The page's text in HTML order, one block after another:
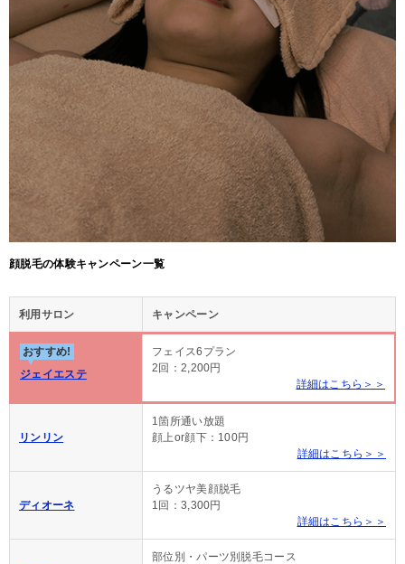
顔脱毛の体験キャンペーン一覧
利用サロン キャンペーン
おすすめ!
ジェイエステ
フェイス6プラン
2回：2,200円
詳細はこちら＞＞
リンリン
1箇所通い放題
顔上or顔下：100円
詳細はこちら＞＞
ディオーネ
うるツヤ美顔脱毛
1回：3,300円
詳細はこちら＞＞
部位別・パーツ別脱毛コース